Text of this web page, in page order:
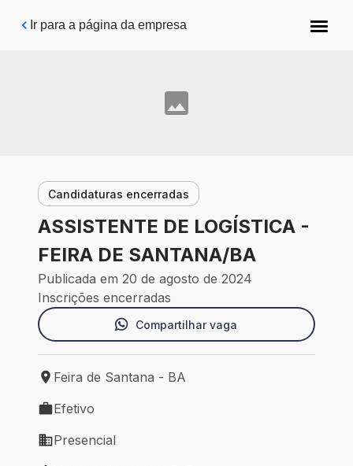
Pular para o conteúdo principal
Ir para a página da empresa
Candidaturas encerradas
ASSISTENTE DE LOGÍSTICA -
FEIRA DE SANTANA/BA
Publicada em 20 de agosto de 2024
Inscrições encerradas
Compartilhar vaga
Local de trabalho: Feira de Santana - BA
Feira de Santana - BA
Tipo de vaga: Efetivo
Efetivo
Modelo de trabalho: Presencial
Presencial